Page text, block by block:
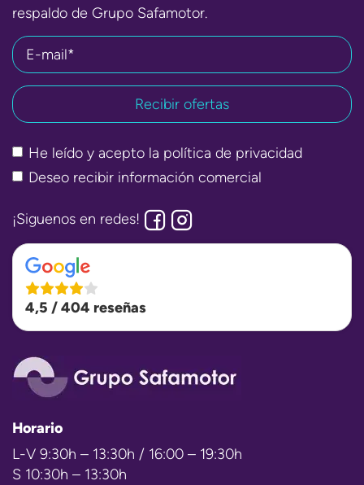
respaldo de Grupo Safamotor.
E-mail*
He leído y acepto la política de privacidad
Deseo recibir información comercial
¡Siguenos en redes!
4,5 / 404 reseñas
Horario
L-V 9:30h – 13:30h / 16:00 – 19:30h
S 10:30h – 13:30h